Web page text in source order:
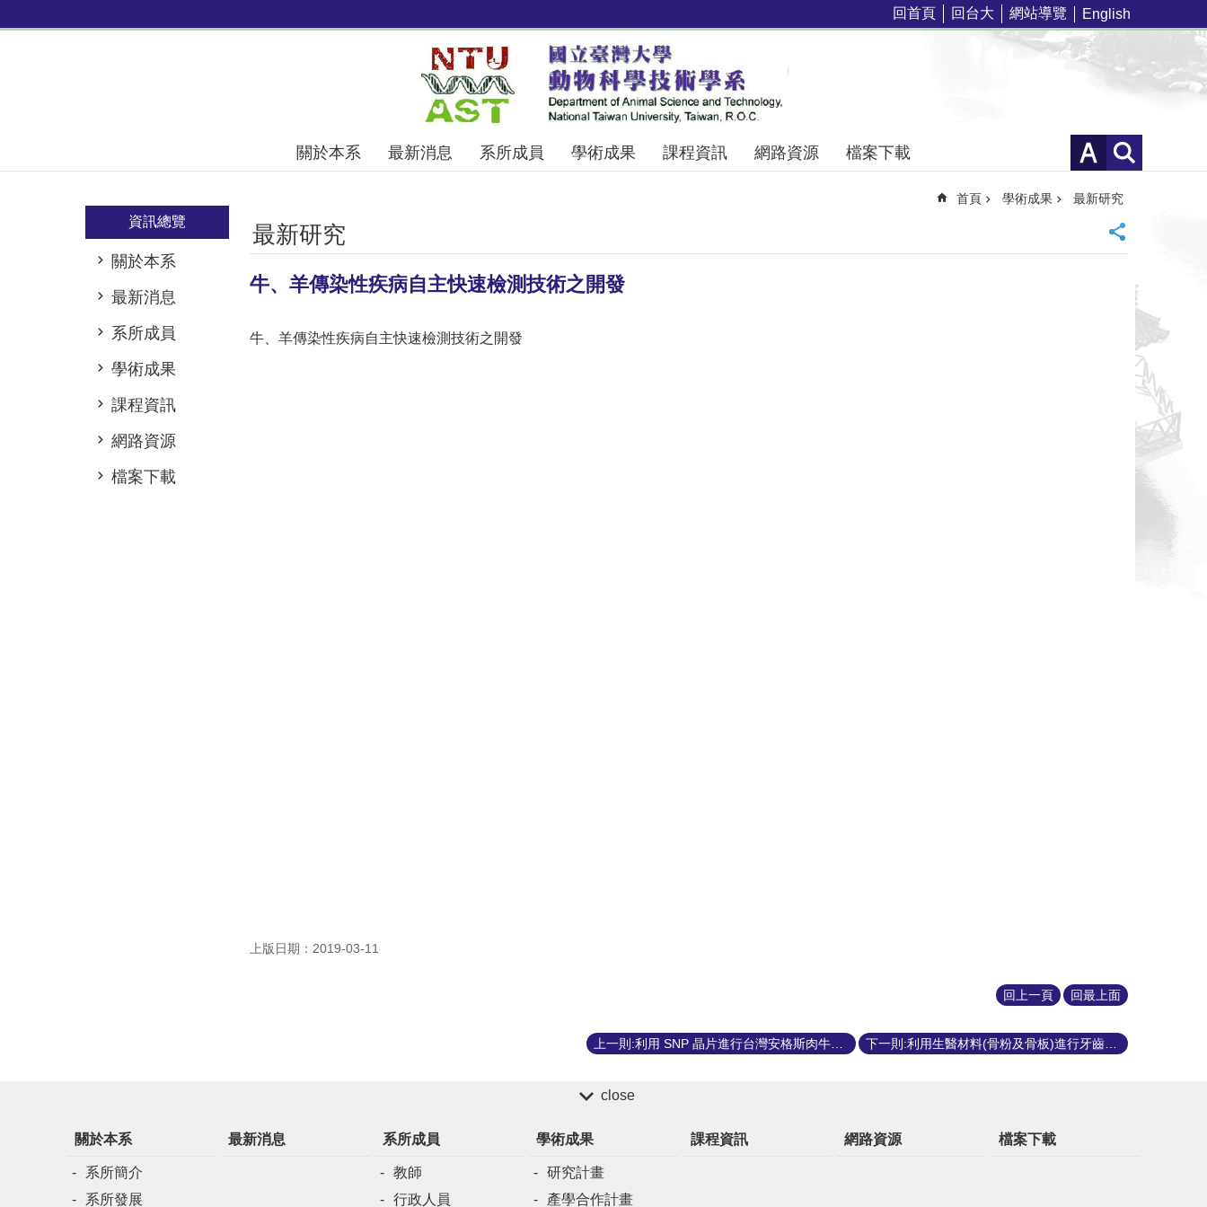
回首頁 回台大 網站導覽 English
關於本系 最新消息 系所成員 學術成果 課程資訊 網路資源 檔案下載
資訊總覽
關於本系
最新消息
系所成員
學術成果
課程資訊
網路資源
檔案下載
首頁 學術成果 最新研究
最新研究
牛、羊傳染性疾病自主快速檢測技術之開發
牛、羊傳染性疾病自主快速檢測技術之開發
上版日期：2019-03-11
回上一頁 回最上面
上一則:利用 SNP 晶片進行台灣安格斯肉牛屠體性狀基因之分析 下一則:利用生醫材料(骨粉及骨板)進行牙齒及脊椎矯正模式之建立
close
關於本系
系所簡介
系所發展
最新消息 系所成員
教師
行政人員
學術成果
研究計畫
產學合作計畫
課程資訊 網路資源 檔案下載